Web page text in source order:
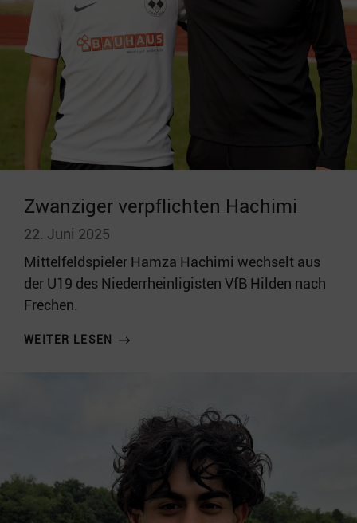
Zwanziger verpflichten Hachimi
22. Juni 2025
Mittelfeldspieler Hamza Hachimi wechselt aus
der U19 des Niederrheinligisten VfB Hilden nach
Frechen.
WEITER LESEN